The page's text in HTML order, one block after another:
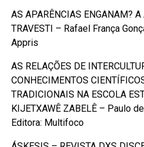
AS APARÊNCIAS ENGANAM? A
TRAVESTI – Rafael França
Appris
AS RELAÇÕES DE
CONHECIMENTOS
TRADICIONAIS NA ESCOLA
KIJETXAWÊ ZABELÊ – Paulo
Editora: Multifoco